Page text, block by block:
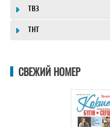
ТВ3
ТНТ
СВЕЖИЙ НОМЕР